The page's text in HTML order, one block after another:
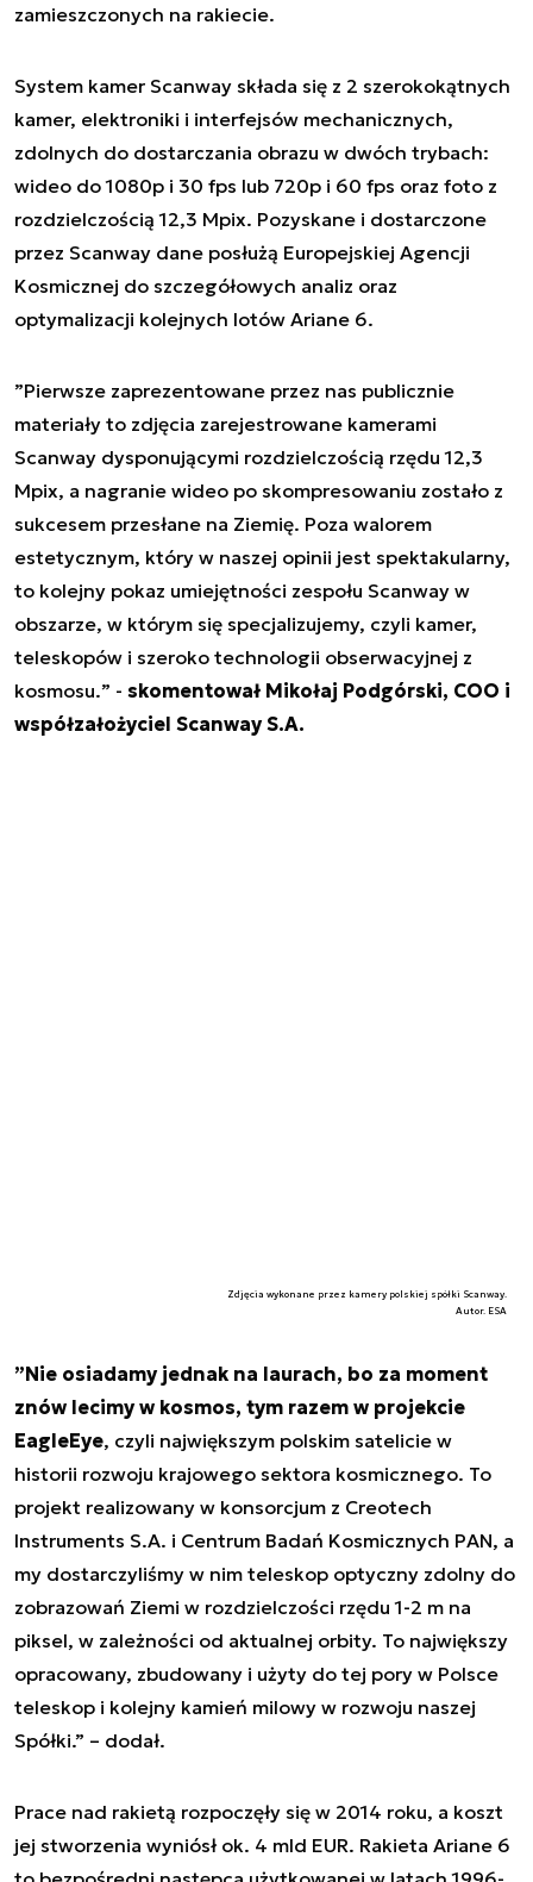
zamieszczonych na rakiecie.
System kamer Scanway składa się z 2 szerokokątnych
kamer, elektroniki i interfejsów mechanicznych,
zdolnych do dostarczania obrazu w dwóch trybach:
wideo do 1080p i 30 fps lub 720p i 60 fps oraz foto z
rozdzielczością 12,3 Mpix. Pozyskane i dostarczone
przez Scanway dane posłużą Europejskiej Agencji
Kosmicznej do szczegółowych analiz oraz
optymalizacji kolejnych lotów Ariane 6.
”Pierwsze zaprezentowane przez nas publicznie
materiały to zdjęcia zarejestrowane kamerami
Scanway dysponującymi rozdzielczością rzędu 12,3
Mpix, a nagranie wideo po skompresowaniu zostało z
sukcesem przesłane na Ziemię. Poza walorem
estetycznym, który w naszej opinii jest spektakularny,
to kolejny pokaz umiejętności zespołu Scanway w
obszarze, w którym się specjalizujemy, czyli kamer,
teleskopów i szeroko technologii obserwacyjnej z
kosmosu.” - skomentował Mikołaj Podgórski, COO i
współzałożyciel Scanway S.A.
Zdjęcia wykonane przez kamery polskiej spółki Scanway.
Autor. ESA
”Nie osiadamy jednak na laurach, bo za moment
znów lecimy w kosmos, tym razem w projekcie
EagleEye, czyli największym polskim satelicie w
historii rozwoju krajowego sektora kosmicznego. To
projekt realizowany w konsorcjum z Creotech
Instruments S.A. i Centrum Badań Kosmicznych PAN, a
my dostarczyliśmy w nim teleskop optyczny zdolny do
zobrazowań Ziemi w rozdzielczości rzędu 1-2 m na
piksel, w zależności od aktualnej orbity. To największy
opracowany, zbudowany i użyty do tej pory w Polsce
teleskop i kolejny kamień milowy w rozwoju naszej
Spółki.” – dodał.
Prace nad rakietą rozpoczęły się w 2014 roku, a koszt
jej stworzenia wyniósł ok. 4 mld EUR. Rakieta Ariane 6